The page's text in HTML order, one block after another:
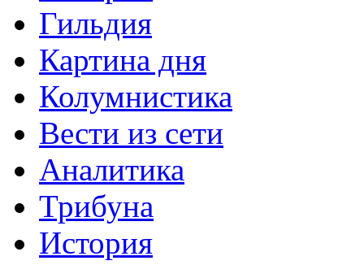
Гильдия
Картина дня
Колумнистика
Вести из сети
Аналитика
Трибуна
История